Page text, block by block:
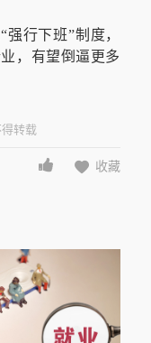
行下班”制度，
，有望倒逼更多
转载
收藏